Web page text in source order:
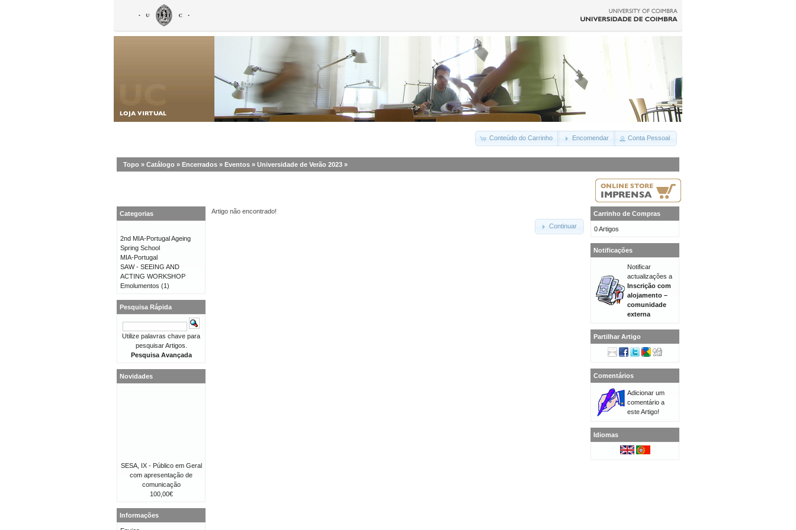
Conteúdo do Carrinho Encomendar Conta Pessoal
Topo » Catálogo » Encerrados » Eventos » Universidade de Verão 2023 »
Artigo não encontrado!
Continuar
Categorias
2nd MIA-Portugal Ageing
Spring School
MIA-Portugal
SAW - SEEING AND
ACTING WORKSHOP
Emolumentos (1)
Pesquisa Rápida
Utilize palavras chave para
pesquisar Artigos.
Pesquisa Avançada
Novidades
SESA, IX - Público em Geral
com apresentação de
comunicação
100,00€
Informações
Carrinho de Compras
0 Artigos
Notificações
Notificar
actualizações a
Inscrição com
alojamento –
comunidade
externa
Partilhar Artigo
Comentários
Adicionar um
comentário a
este Artigo!
Idiomas